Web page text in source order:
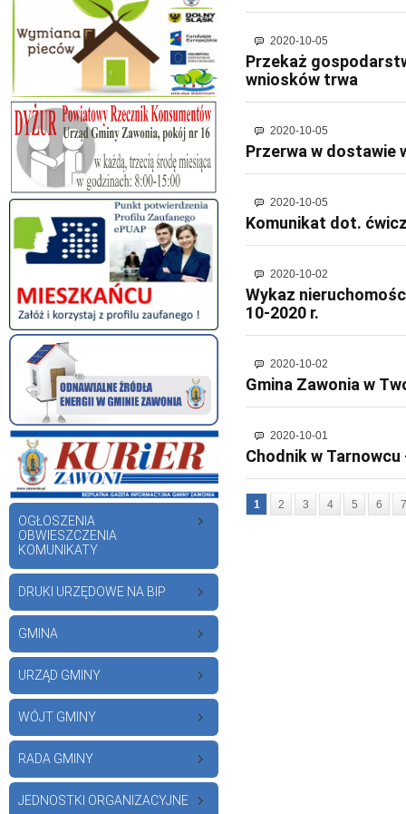
OGŁOSZENIA
OBWIESZCZENIA
KOMUNIKATY
DRUKI URZĘDOWE NA BIP
GMINA
URZĄD GMINY
WÓJT GMINY
RADA GMINY
JEDNOSTKI ORGANIZACYJNE
2020-10-05
Przekaż
wniosków trwa
2020-10-05
Przerwa w dostawie
2020-10-05
Komunikat dot.
2020-10-02
Wykaz
10-2020 r.
2020-10-02
Gmina Zawonia w
2020-10-01
Chodnik w
1 2 3 4 5 6 7